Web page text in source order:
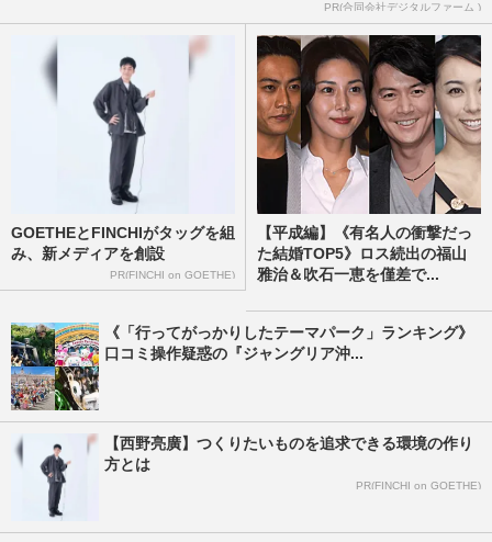
PR(合同会社デジタルファーム )
GOETHEとFINCHIがタッグを組
み、新メディアを創設
PR(FINCHI on GOETHE)
【平成編】《有名人の衝撃だっ
た結婚TOP5》ロス続出の福山
雅治＆吹石一恵を僅差で...
《「行ってがっかりしたテーマパーク」ランキング》
口コミ操作疑惑の『ジャングリア沖...
【西野亮廣】つくりたいものを追求できる環境の作り
方とは
PR(FINCHI on GOETHE)